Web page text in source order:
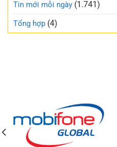
Tin mới mỗi ngày (1.741)
Tổng hợp (4)